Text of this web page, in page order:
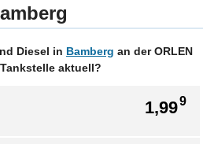
Diesel in Bamberg an der ORLEN
aktuell?
1,999